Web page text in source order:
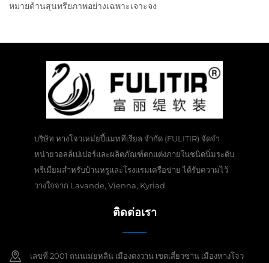
หมายด้านสุนทรียภาพอย่างเฉพาะเจาะจง
บริษัท หางโจวเหม่ยปี้แมททีเรียล จำกัด (FULITIR) จัดจำ
หน่ายวอลล์เปเปอร์และผลิตภัณฑ์ตกแต่งภายในชนิดนิ่มระดับ
พรีเมียมสำหรับบ้านหรูและโรงแรมเครือข่าย ได้รับความไว้
วางใจจาก Lavande, Vienna, Kyriad
ติดต่อเรา
เลขที่ 2001 ถนนเม่ยหลิน เมืองตงวาน เขตเสี่ยวซาน เมืองหางโจว